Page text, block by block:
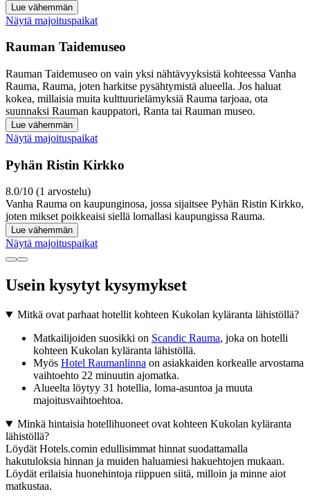
Lue vähemmän
Näytä majoituspaikat
Rauman Taidemuseo
Rauman Taidemuseo on vain yksi nähtävyyksistä kohteessa Vanha
Rauma, Rauma, joten harkitse pysähtymistä alueella. Jos haluat
kokea, millaisia muita kulttuurielämyksiä Rauma tarjoaa, ota
suunnaksi Rauman kauppatori, Ranta tai Rauman museo.
Lue vähemmän
Näytä majoituspaikat
Pyhän Ristin Kirkko
8.0/10 (1 arvostelu)
Vanha Rauma on kaupunginosa, jossa sijaitsee Pyhän Ristin Kirkko,
joten mikset poikkeaisi siellä lomallasi kaupungissa Rauma.
Lue vähemmän
Näytä majoituspaikat
Usein kysytyt kysymykset
Mitkä ovat parhaat hotellit kohteen Kukolan kyläranta lähistöllä?
Matkailijoiden suosikki on Scandic Rauma, joka on hotelli
kohteen Kukolan kyläranta lähistöllä.
Myös Hotel Raumanlinna on asiakkaiden korkealle arvostama
vaihtoehto 22 minuutin ajomatka.
Alueelta löytyy 31 hotellia, loma-asuntoa ja muuta
majoitusvaihtoehtoa.
Minkä hintaisia hotellihuoneet ovat kohteen Kukolan kyläranta
lähistöllä?
Löydät Hotels.comin edullisimmat hinnat suodattamalla
hakutuloksia hinnan ja muiden haluamiesi hakuehtojen mukaan.
Löydät erilaisia huonehintoja riippuen siitä, milloin ja minne aiot
matkustaa.